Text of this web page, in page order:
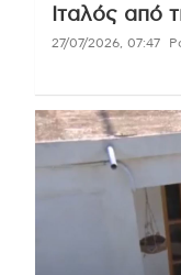
Ιταλός από
27/07/2026, 07:47